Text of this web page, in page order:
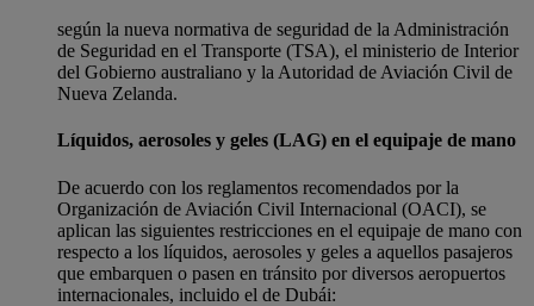
según la nueva normativa de seguridad de la Administración
de Seguridad en el Transporte (TSA), el ministerio de Interior
del Gobierno australiano y la Autoridad de Aviación Civil de
Nueva Zelanda.
Líquidos, aerosoles y geles (LAG) en el equipaje de mano
De acuerdo con los reglamentos recomendados por la
Organización de Aviación Civil Internacional (OACI), se
aplican las siguientes restricciones en el equipaje de mano con
respecto a los líquidos, aerosoles y geles a aquellos pasajeros
que embarquen o pasen en tránsito por diversos aeropuertos
internacionales, incluido el de Dubái: